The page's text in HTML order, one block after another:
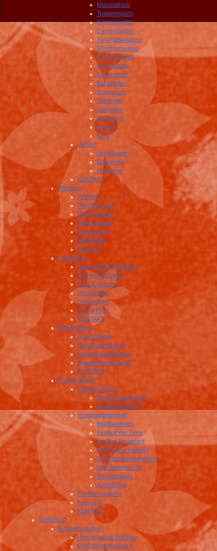
Miasmatisch
Toxikologisch
Komplexmittel
Darmnosoden
Polaritätsanalyse
Bönninghausen
Konstitutionell
Empfindung
Serologisch
Bachblüten
Spagyrisch
Schüssler
Sankaran
Predictive
Shegal
Kent
Verlauf
Fragebogen
Dosierung
Prognose
KONTAKT
Pflanzen
PRAXIS
Phytotherapie
Ethnobotanik
Ethnomedizin
Lebenskraft
Bachblüten
Spagyrik
Ernährung
Gewichtsmanagement
My Healthy Steps
Obst & Gemüse
Wasserfilter
Gesundheit
Emma Kunz
KONTAKT
Körperarbeit
Craniosacral
Somatoemotional
Klassische Massage
Akupunkturmassage
KONTAKT
Prozessarbeit
Lebensführung
Zeremonialmedizin
Weltbild/Religion
Imaginationsarbeit
Krafttierreisen
Festival der Tiere
Krafttier Heilarbeit
Totem Pole Process
Visualization Research
Wandlungskunst
Deepimagery
Ausbildung
Familiensysteme
Focusing
KONTAKT
Vergütung
Mitgliedschaften
Homöopathie Schweiz
EMR Qualitätslabel A